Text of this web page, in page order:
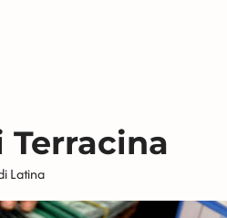
Terracina
Latina